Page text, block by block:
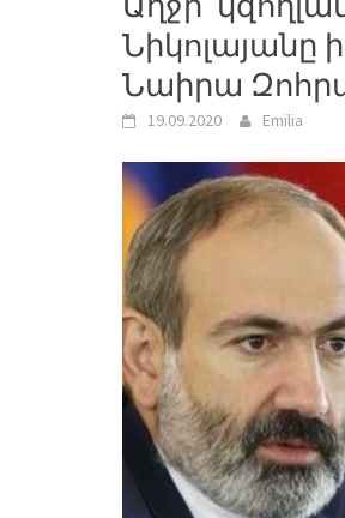
Նիկոլայանը
Նաիրա
19.09.2020 Emilia